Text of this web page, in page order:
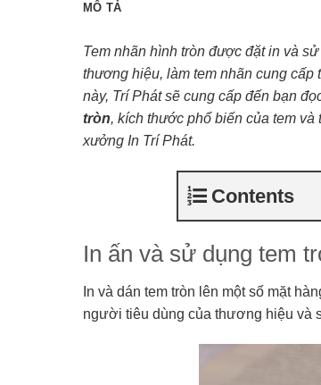
MÔ TẢ
Tem nhãn hình tròn được đặt in và
thương hiệu, làm tem nhãn cung
này, Trí Phát sẽ cung cấp đến bạn
tròn, kích thước phổ biến của tem
xưởng In Trí Phát.
Contents
In ấn và sử dụng tem
In và dán tem tròn lên một số mặt
người tiêu dùng của thương hiệu và